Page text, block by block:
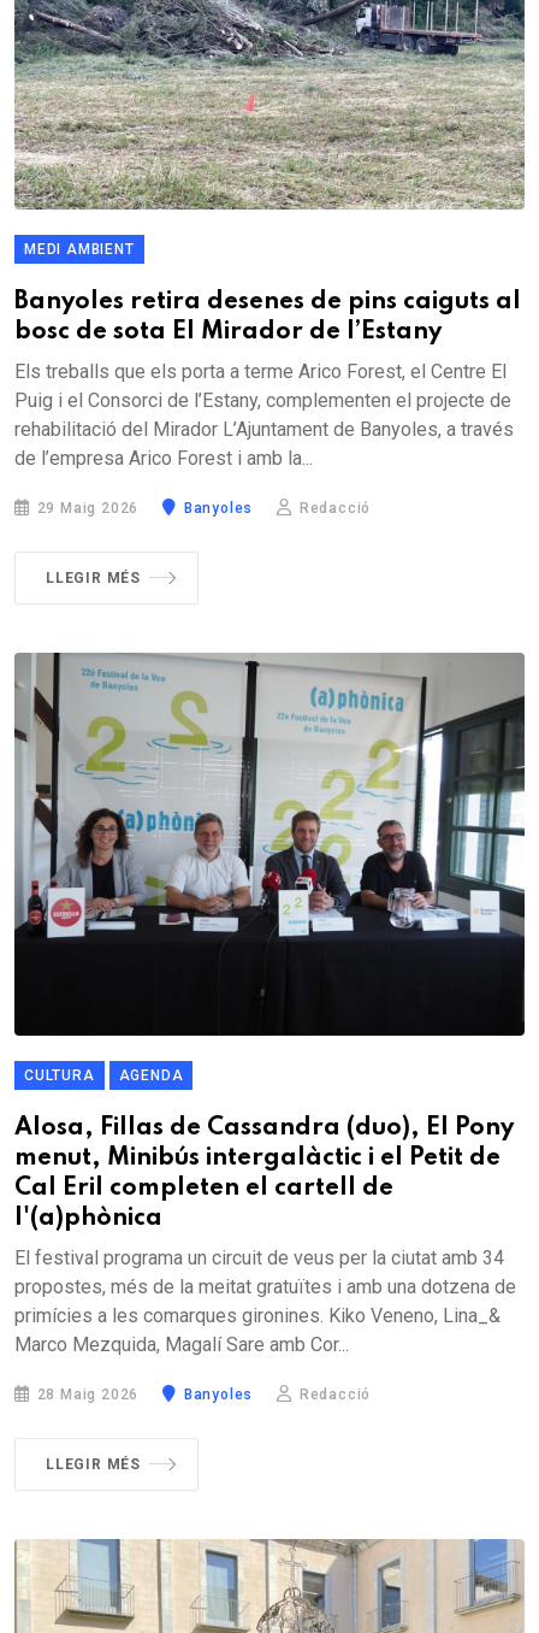
MEDI AMBIENT
Banyoles retira desenes de pins caiguts al
bosc de sota El Mirador de l’Estany
Els treballs que els porta a terme Arico Forest, el Centre El
Puig i el Consorci de l’Estany, complementen el projecte de
rehabilitació del Mirador L’Ajuntament de Banyoles, a través
de l’empresa Arico Forest i amb la...
29 Maig 2026 Banyoles Redacció
LLEGIR MÉS
CULTURA AGENDA
Alosa, Fillas de Cassandra (duo), El Pony
menut, Minibús intergalàctic i el Petit de
Cal Eril completen el cartell de
l'(a)phònica
El festival programa un circuit de veus per la ciutat amb 34
propostes, més de la meitat gratuïtes i amb una dotzena de
primícies a les comarques gironines. Kiko Veneno, Lina_&
Marco Mezquida, Magalí Sare amb Cor...
28 Maig 2026 Banyoles Redacció
LLEGIR MÉS